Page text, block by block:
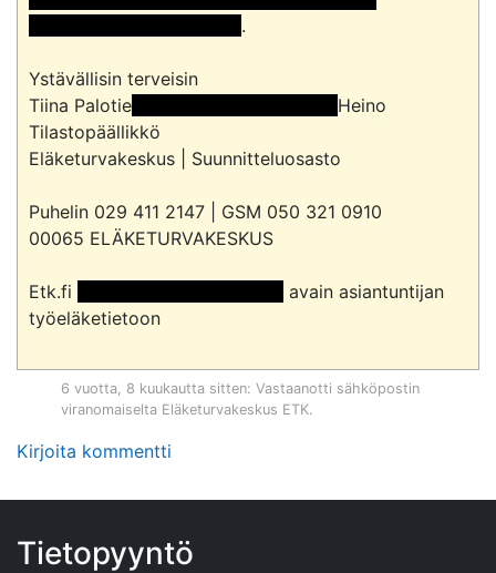
.
Ystävällisin terveisin
Tiina Palotie
Heino
Tilastopäällikkö
Eläketurvakeskus | Suunnitteluosasto
Puhelin 029 411 2147 | GSM 050 321 0910
00065 ELÄKETURVAKESKUS
Etk.fi
avain asiantuntijan
työeläketietoon
6 vuotta, 8 kuukautta sitten: Vastaanotti sähköpostin
viranomaiselta Eläketurvakeskus ETK.
Kirjoita kommentti
Tietopyyntö